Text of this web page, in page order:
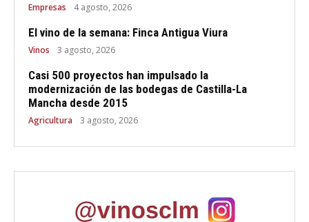
Empresas 4 agosto, 2026
El vino de la semana: Finca Antigua Viura
Vinos 3 agosto, 2026
Casi 500 proyectos han impulsado la
modernización de las bodegas de Castilla-La
Mancha desde 2015
Agricultura 3 agosto, 2026